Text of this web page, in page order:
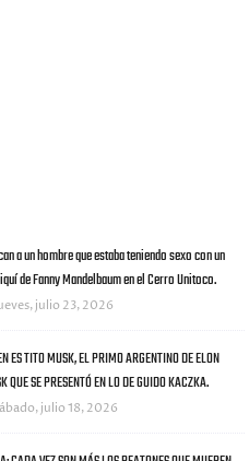
a un hombre que estaba teniendo sexo con un
de Fanny Mandelbaum en el Cerro Unitoco.
julio 23, 2026
ES TITO MUSK, EL PRIMO ARGENTINO DE ELON
QUE SE PRESENTÓ EN LO DE GUIDO KACZKA.
julio 18, 2026